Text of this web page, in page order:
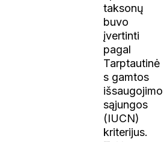
taksonų
buvo
įvertinti
pagal
Tarptautinė
s gamtos
išsaugojimo
sąjungos
(IUCN)
kriterijus.